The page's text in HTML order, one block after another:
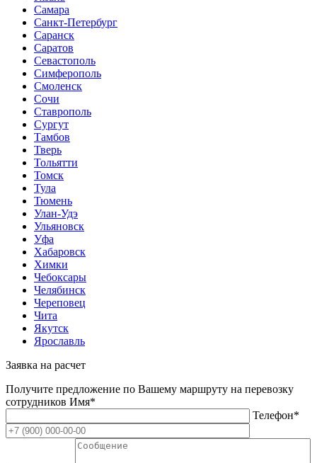
Самара
Санкт-Петербург
Саранск
Саратов
Севастополь
Симферополь
Смоленск
Сочи
Ставрополь
Сургут
Тамбов
Тверь
Тольятти
Томск
Тула
Тюмень
Улан-Удэ
Ульяновск
Уфа
Хабаровск
Химки
Чебоксары
Челябинск
Череповец
Чита
Якутск
Ярославль
Заявка на расчет
Получите предложение по Вашему маршруту на перевозку
сотрудников Имя*
Телефон*